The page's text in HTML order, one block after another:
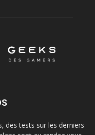
des tests sur les derniers